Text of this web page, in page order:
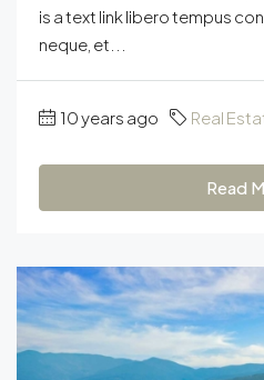
is a text link libero tempus
neque, et...
10 years ago Real
Read